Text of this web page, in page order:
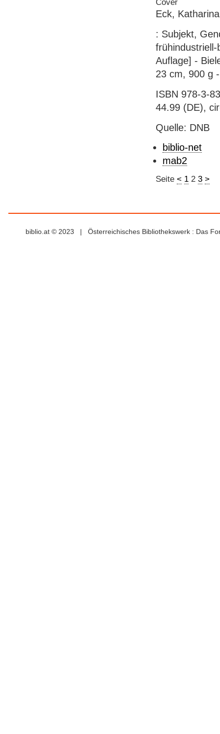
Eck,
: Subjekt,
Auflage] -
23 cm, 900 g
ISBN 978-3-
44.99 (DE),
Quelle: DNB
biblio-net
mab2
Seite < 1 2 3 >
biblio.at © 2023 | Österreichisches Bibliothekswerk : Das